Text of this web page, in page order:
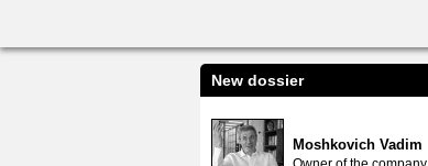
New dossier
Moshkovich Vadim